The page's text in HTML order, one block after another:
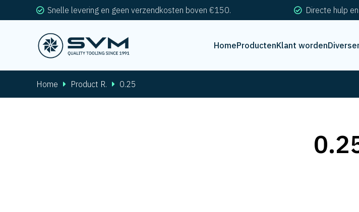
Snelle levering en geen verzendkosten boven €150. Directe hulp
HomeProductenKlant worden
Home Product R. 0.25